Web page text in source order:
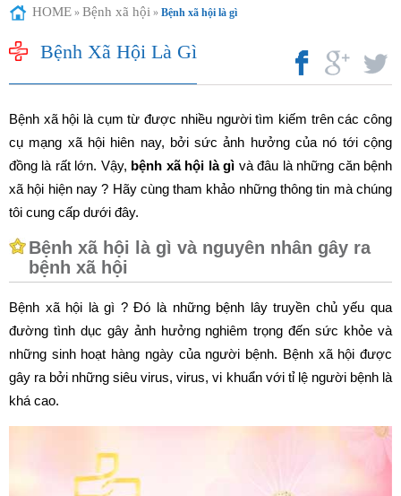
HOME » Bệnh xã hội » Bệnh xã hội là gì
Bệnh Xã Hội Là Gì
Bệnh xã hội là cụm từ được nhiều người tìm kiếm trên các công
cụ mạng xã hội hiên nay, bởi sức ảnh hưởng của nó tới cộng
đồng là rất lớn. Vậy, bệnh xã hội là gì và đâu là những căn bệnh
xã hội hiện nay ? Hãy cùng tham khảo những thông tin mà chúng
tôi cung cấp dưới đây.
Bệnh xã hội là gì và nguyên nhân gây ra
bệnh xã hội
Bệnh xã hội là gì ? Đó là những bệnh lây truyền chủ yếu qua
đường tình dục gây ảnh hưởng nghiêm trọng đến sức khỏe và
những sinh hoạt hàng ngày của người bệnh. Bệnh xã hội được
gây ra bởi những siêu virus, virus, vi khuẩn với tỉ lệ người bệnh là
khá cao.